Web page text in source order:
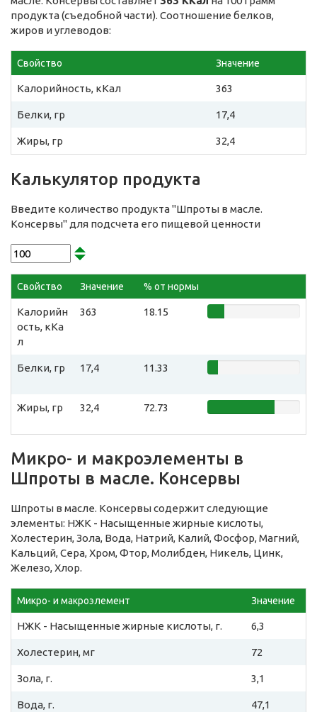
продукта (съедобной части). Соотношение белков,
жиров и углеводов:
Свойство Значение
Калорийность, кКал 363
Белки, гр 17,4
Жиры, гр 32,4
Калькулятор продукта
Введите количество продукта "Шпроты в масле.
Консервы" для подсчета его пищевой ценности
Свойство Значение % от нормы
Калорийн
ость, кКа
л
363 18.15
Белки, гр 17,4 11.33
Жиры, гр 32,4 72.73
Микро- и макроэлементы в
Шпроты в масле. Консервы
Шпроты в масле. Консервы содержит следующие
элементы: НЖК - Насыщенные жирные кислоты,
Холестерин, Зола, Вода, Натрий, Калий, Фосфор, Магний,
Кальций, Сера, Хром, Фтор, Молибден, Никель, Цинк,
Железо, Хлор.
Микро- и макроэлемент Значение
НЖК - Насыщенные жирные кислоты, г. 6,3
Холестерин, мг 72
Зола, г. 3,1
Вода, г. 47,1